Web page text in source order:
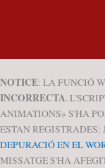
NOTICE: LA FUNCIÓ
INCORRECTA.
ANIMATIONS» S'HA
ESTAN REGISTRADES:
DEPURACIÓ EN EL
MISSATGE S'HA